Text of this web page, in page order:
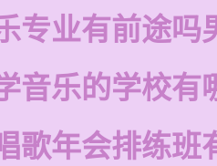
专业有前途吗
音乐的学校有
歌年会排练班